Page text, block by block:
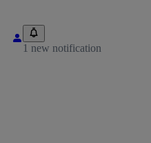
1 new notification